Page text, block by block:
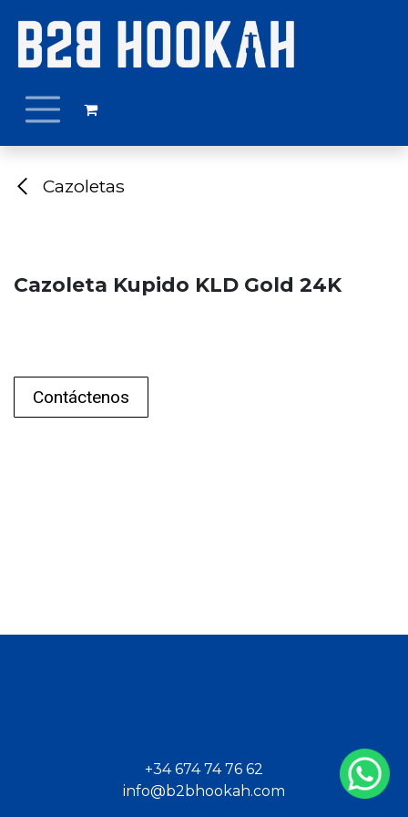
Cazoletas
Cazoleta Kupido KLD Gold 24K
Contáctenos
+34 674 74 76 62
info@b2bhookah.com